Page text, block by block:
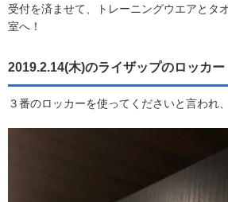
受付を済ませて、トレーニングウエアとタ
室へ！
2019.2.14(木)のライザップのロッカー
３番のロッカーを使ってくださいと言われ